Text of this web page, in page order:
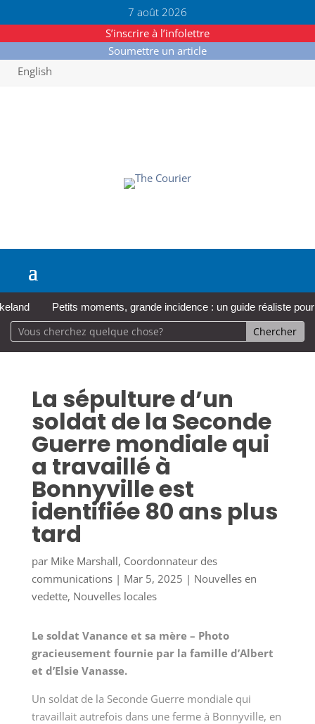
7 août 2026
S’inscrire à l’infolettre
Soumettre un article
English
Petits moments, grande incidence : un guide réaliste pour
La sépulture d’un
soldat de la Seconde
Guerre mondiale qui
a travaillé à
Bonnyville est
identifiée 80 ans plus
tard
par Mike Marshall, Coordonnateur des
communications| Mar 5, 2025 | Nouvelles en
vedette, Nouvelles locales
Le soldat Vanance et sa mère – Photo
gracieusement fournie par la famille d’Albert
et d’Elsie Vanasse.
Un soldat de la Seconde Guerre mondiale qui
travaillait autrefois dans une ferme à Bonnyville, en